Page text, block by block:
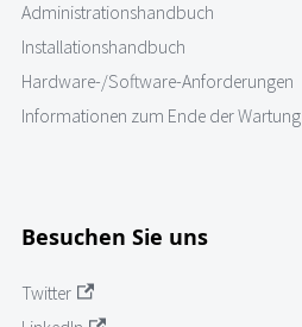
Administrationshandbuch
Installationshandbuch
Hardware-/Software-Anforderungen
Informationen zum Ende der Wartung
Besuchen Sie uns
Twitter